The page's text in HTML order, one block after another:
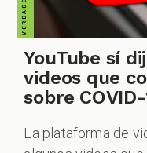
YouTube sí
videos que
sobre COVID-
La plataforma de